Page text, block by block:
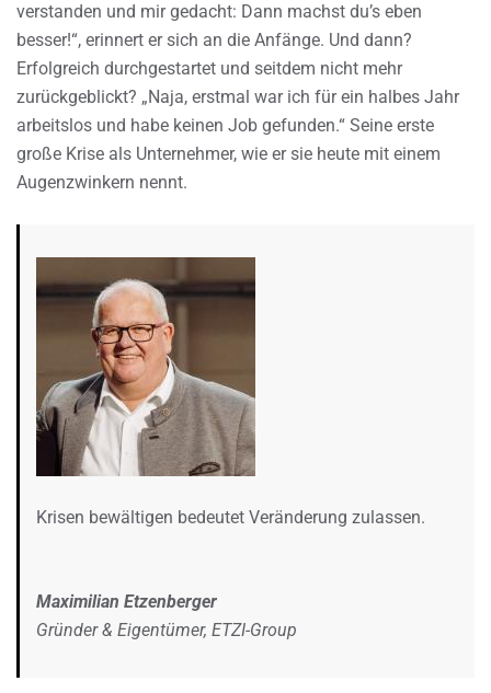
verstanden und mir gedacht: Dann machst du’s eben
besser!“, erinnert er sich an die Anfänge. Und dann?
Erfolgreich durchgestartet und seitdem nicht mehr
zurückgeblickt? „Naja, erstmal war ich für ein halbes Jahr
arbeitslos und habe keinen Job gefunden.“ Seine erste
große Krise als Unternehmer, wie er sie heute mit einem
Augenzwinkern nennt.
Krisen bewältigen bedeutet Veränderung zulassen.
Maximilian Etzenberger
Gründer & Eigentümer, ETZI-Group